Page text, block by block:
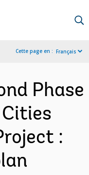
Cette page en : Français
Phase
: